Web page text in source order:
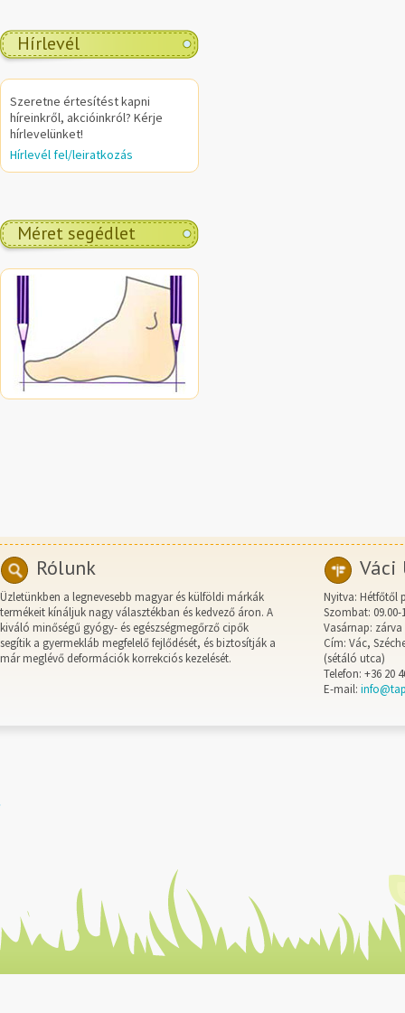
Hírlevél
Szeretne értesítést kapni
híreinkről, akcióinkról? Kérje
hírlevelünket!
Hírlevél fel/leiratkozás
Méret segédlet
Rólunk
Üzletünkben a legnevesebb magyar és külföldi márkák
termékeit kínáljuk nagy választékban és kedvező áron. A
kiváló minőségű gyógy- és egészségmegőrző cipők
segítik a gyermekláb megfelelő fejlődését, és biztosítják a
már meglévő deformációk korrekciós kezelését.
Váci
Nyitva: Hétfőtől
Szombat: 09.00-
Vasárnap: zárva
Cím: Vác,
(sétáló utca)
Telefon: +36 20
E-mail: